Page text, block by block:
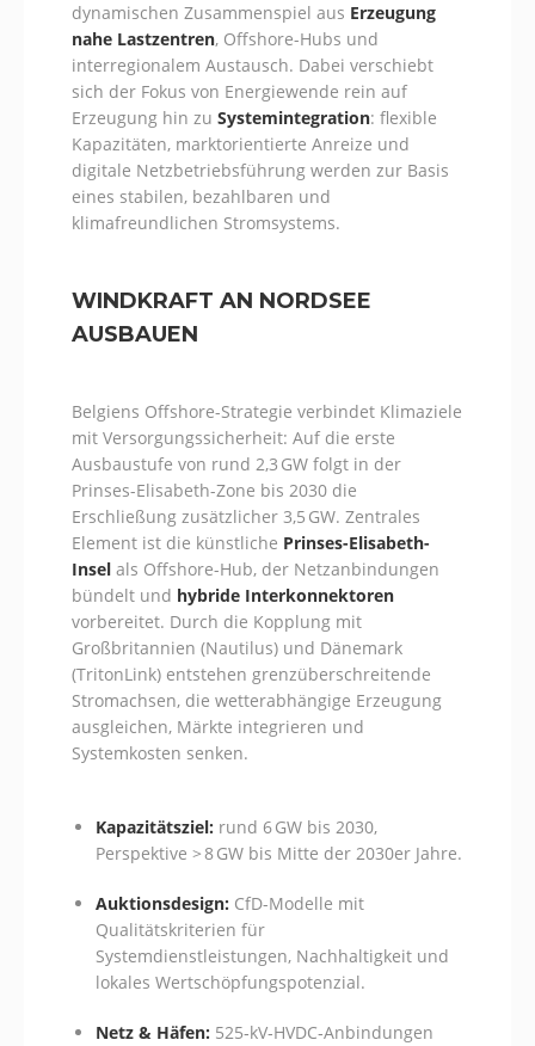
dynamischen Zusammenspiel aus Erzeugung
nahe Lastzentren, Offshore-Hubs und
interregionalem Austausch. Dabei verschiebt
sich der Fokus von Energiewende rein auf
Erzeugung hin zu Systemintegration: flexible
Kapazitäten, marktorientierte Anreize und
digitale Netzbetriebsführung werden zur Basis
eines stabilen, bezahlbaren und
klimafreundlichen Stromsystems.
WINDKRAFT AN NORDSEE
AUSBAUEN
Belgiens Offshore-Strategie verbindet Klimaziele
mit Versorgungssicherheit: Auf die erste
Ausbaustufe von rund 2,3 GW folgt in der
Prinses-Elisabeth-Zone bis 2030 die
Erschließung zusätzlicher 3,5 GW. Zentrales
Element ist die künstliche Prinses-Elisabeth-
Insel als Offshore-Hub, der Netzanbindungen
bündelt und hybride Interkonnektoren
vorbereitet. Durch die Kopplung mit
Großbritannien (Nautilus) und Dänemark
(TritonLink) entstehen grenzüberschreitende
Stromachsen, die wetterabhängige Erzeugung
ausgleichen, Märkte integrieren und
Systemkosten senken.
Kapazitätsziel: rund 6 GW bis 2030,
Perspektive > 8 GW bis Mitte der 2030er Jahre.
Auktionsdesign: CfD-Modelle mit
Qualitätskriterien für
Systemdienstleistungen, Nachhaltigkeit und
lokales Wertschöpfungspotenzial.
Netz & Häfen: 525‑kV‑HVDC‑Anbindungen